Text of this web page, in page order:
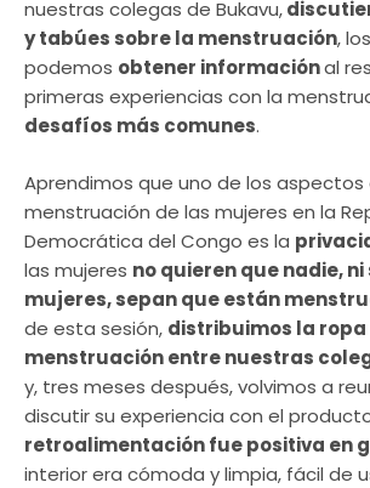
nuestras colegas de Bukavu,
y tabúes sobre la menstruación,
podemos obtener informaciónal
primeras experiencias con la
desafíos más comunes.
Aprendimos que uno de los aspectos
menstruación de las mujeres en la
Democrática del Congo es la
las mujeres no quieren que nadie,
mujeres, sepan que están
de esta sesión, distribuimos la
menstruación entre nuestras
y, tres meses después, volvimos a
discutir su experiencia con el
retroalimentación fue positiva en
interior era cómoda y limpia, fácil de